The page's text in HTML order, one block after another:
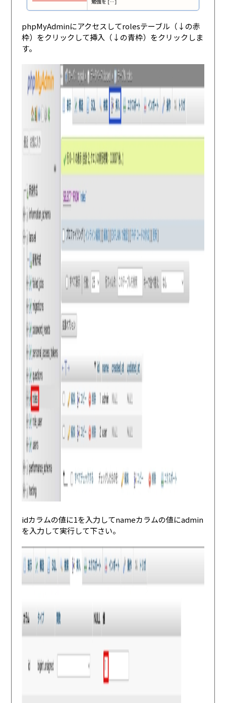
phpMyAdminにアクセスしてrolesテーブル（↓の赤
枠）をクリックして挿入（↓の青枠）をクリックしま
す。
idカラムの値に1を入力してnameカラムの値にadmin
を入力して実行して下さい。